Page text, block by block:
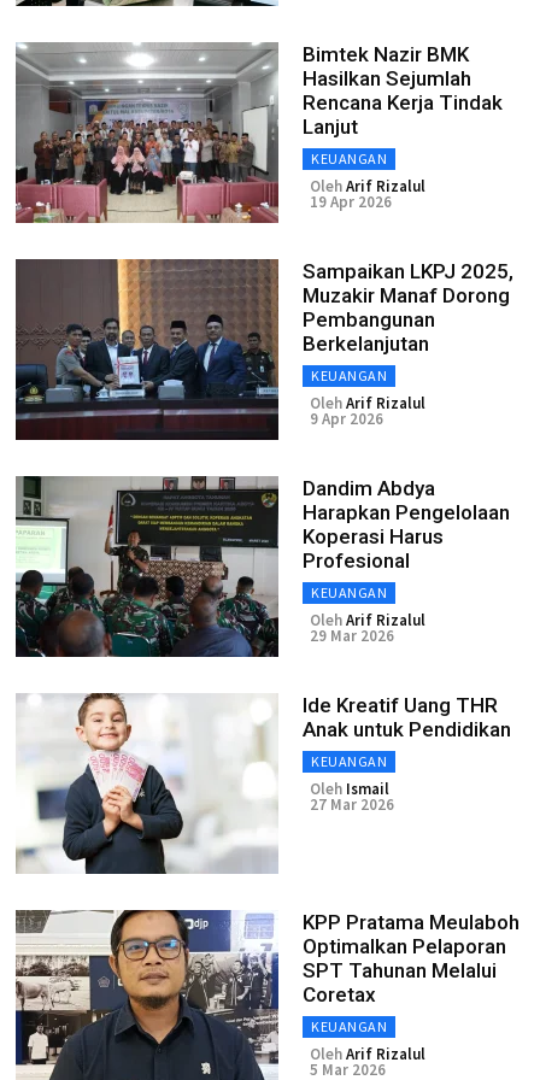
Bimtek Nazir BMK
Hasilkan Sejumlah
Rencana Kerja Tindak
Lanjut
KEUANGAN
OlehArif Rizalul
19 Apr 2026
Sampaikan LKPJ 2025,
Muzakir Manaf Dorong
Pembangunan
Berkelanjutan
KEUANGAN
OlehArif Rizalul
9 Apr 2026
Dandim Abdya
Harapkan Pengelolaan
Koperasi Harus
Profesional
KEUANGAN
OlehArif Rizalul
29 Mar 2026
Ide Kreatif Uang THR
Anak untuk Pendidikan
KEUANGAN
Oleh Ismail
27 Mar 2026
KPP Pratama Meulaboh
Optimalkan Pelaporan
SPT Tahunan Melalui
Coretax
KEUANGAN
OlehArif Rizalul
5 Mar 2026